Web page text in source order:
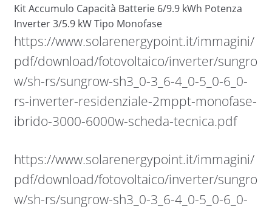
Kit Accumulo Capacità Batterie 6/9.9 kWh Potenza
Inverter 3/5.9 kW Tipo Monofase
https://www.solarenergypoint.it/immagini/
pdf/download/fotovoltaico/inverter/sungro
w/sh-rs/sungrow-sh3_0-3_6-4_0-5_0-6_0-
rs-inverter-residenziale-2mppt-monofase-
ibrido-3000-6000w-scheda-tecnica.pdf
https://www.solarenergypoint.it/immagini/
pdf/download/fotovoltaico/inverter/sungro
w/sh-rs/sungrow-sh3_0-3_6-4_0-5_0-6_0-